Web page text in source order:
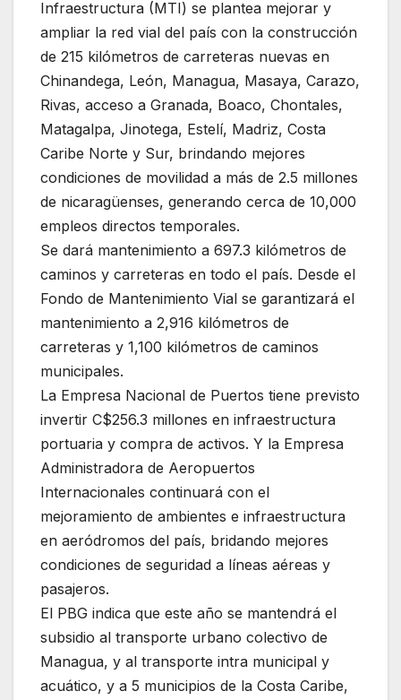
Infraestructura (MTI) se plantea mejorar y
ampliar la red vial del país con la construcción
de 215 kilómetros de carreteras nuevas en
Chinandega, León, Managua, Masaya, Carazo,
Rivas, acceso a Granada, Boaco, Chontales,
Matagalpa, Jinotega, Estelí, Madriz, Costa
Caribe Norte y Sur, brindando mejores
condiciones de movilidad a más de 2.5 millones
de nicaragüenses, generando cerca de 10,000
empleos directos temporales.
Se dará mantenimiento a 697.3 kilómetros de
caminos y carreteras en todo el país. Desde el
Fondo de Mantenimiento Vial se garantizará el
mantenimiento a 2,916 kilómetros de
carreteras y 1,100 kilómetros de caminos
municipales.
La Empresa Nacional de Puertos tiene previsto
invertir C$256.3 millones en infraestructura
portuaria y compra de activos. Y la Empresa
Administradora de Aeropuertos
Internacionales continuará con el
mejoramiento de ambientes e infraestructura
en aeródromos del país, bridando mejores
condiciones de seguridad a líneas aéreas y
pasajeros.
El PBG indica que este año se mantendrá el
subsidio al transporte urbano colectivo de
Managua, y al transporte intra municipal y
acuático, y a 5 municipios de la Costa Caribe,